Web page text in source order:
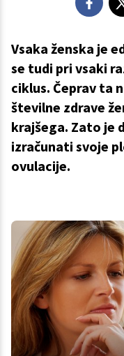
Vsaka ženska je
se tudi pri vsaki
ciklus. Čeprav ta
številne zdrave
krajšega. Zato je
izračunati svoje
ovulacije.